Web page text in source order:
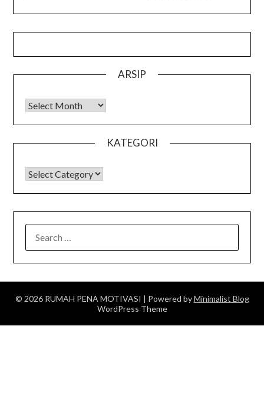
ARSIP
Arsip
KATEGORI
KATEGORI
FOR:
© 2026 RUMAH PENA MOTIVASI | Powered byMinimalist Blog
WordPress Theme